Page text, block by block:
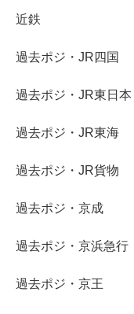
近鉄
過去ポジ・JR四国
過去ポジ・JR東日本
過去ポジ・JR東海
過去ポジ・JR貨物
過去ポジ・京成
過去ポジ・京浜急行
過去ポジ・京王